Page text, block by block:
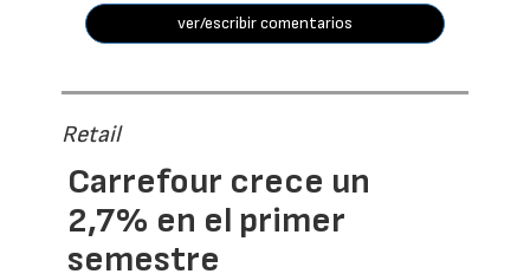
ver/escribir comentarios
Retail
Carrefour crece un
2,7% en el primer
semestre